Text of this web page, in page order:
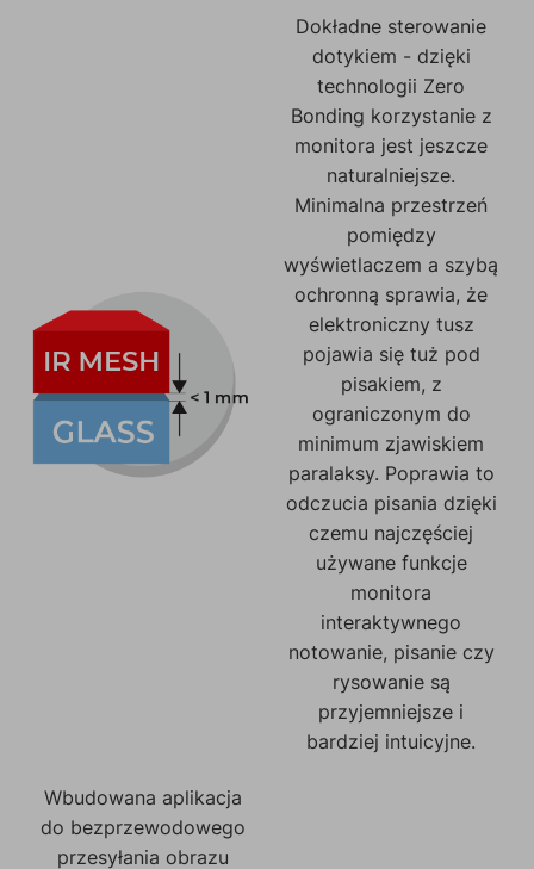
Dokładne sterowanie
dotykiem - dzięki
technologii Zero
Bonding korzystanie z
monitora jest jeszcze
naturalniejsze.
Minimalna przestrzeń
pomiędzy
wyświetlaczem a szybą
ochronną sprawia, że
elektroniczny tusz
pojawia się tuż pod
pisakiem, z
ograniczonym do
minimum zjawiskiem
paralaksy. Poprawia to
odczucia pisania dzięki
czemu najczęściej
używane funkcje
monitora
interaktywnego
notowanie, pisanie czy
rysowanie są
przyjemniejsze i
bardziej intuicyjne.
Wbudowana aplikacja
do bezprzewodowego
przesyłania obrazu